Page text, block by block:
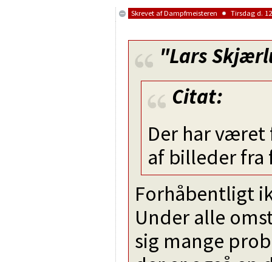
Skrevet afDampfmeisteren Tirsdag d.
"Lars
Citat:
Der har
af billeder fra
Forhåbentligt
Under alle
sig mange